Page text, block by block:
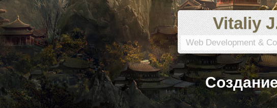
Vitaliy
Web Development &